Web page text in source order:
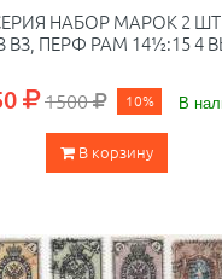
НАБОР МАРОК 2
ВЗ, ПЕРФ РАМ 14½:15 4
1500 10% В
В корзину